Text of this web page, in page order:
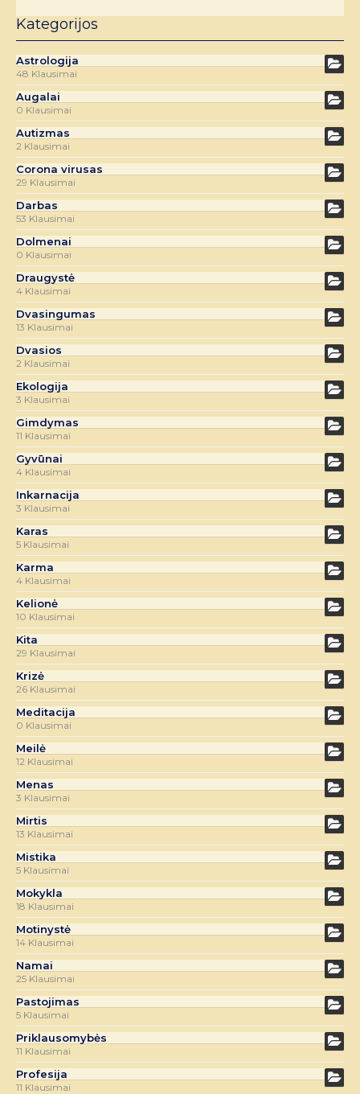
Kategorijos
Astrologija
48 Klausimai
Augalai
0 Klausimai
Autizmas
2 Klausimai
Corona virusas
29 Klausimai
Darbas
53 Klausimai
Dolmenai
0 Klausimai
Draugystė
4 Klausimai
Dvasingumas
13 Klausimai
Dvasios
2 Klausimai
Ekologija
3 Klausimai
Gimdymas
11 Klausimai
Gyvūnai
4 Klausimai
Inkarnacija
3 Klausimai
Karas
5 Klausimai
Karma
4 Klausimai
Kelionė
10 Klausimai
Kita
29 Klausimai
Krizė
26 Klausimai
Meditacija
0 Klausimai
Meilė
12 Klausimai
Menas
3 Klausimai
Mirtis
13 Klausimai
Mistika
5 Klausimai
Mokykla
18 Klausimai
Motinystė
14 Klausimai
Namai
25 Klausimai
Pastojimas
5 Klausimai
Priklausomybės
11 Klausimai
Profesija
11 Klausimai